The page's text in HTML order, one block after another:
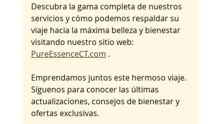
Descubra la gama completa de nuestros
servicios y cómo podemos respaldar su
viaje hacia la máxima belleza y bienestar
visitando nuestro sitio web:
PureEssenceCT.com .
Emprendamos juntos este hermoso viaje.
Síguenos para conocer las últimas
actualizaciones, consejos de bienestar y
ofertas exclusivas.